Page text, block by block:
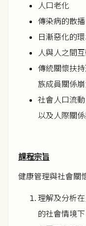
人口老化
傳染病的散播
日漸惡化的
人與人之間
傳統關懷扶
族成員關係
社會人口流
以及人際關
課程宗旨
健康管理與社會關
理解及分析
的社會情境